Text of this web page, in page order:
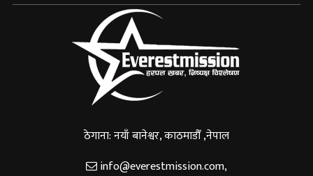
ठेगाना: नयाँ बानेश्वर, काठमाडौँ ,नेपाल
info@everestmission.com,